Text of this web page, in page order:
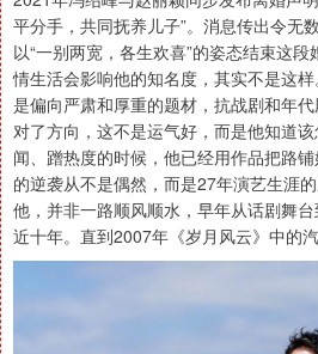
平分手，共同抚养儿子”。消息传出令无
以“一别两宽，各生欢喜”的姿态结束这
情生活会影响他的知名度，其实不是这
是偏向严肃和厚重的题材，抗战剧和年
对了方向，这不是运气好，而是他知道
闻、蹭热度的时候，他已经用作品把路
的逆袭从不是偶然，而是27年演艺生涯
他，并非一路顺风顺水，早年从话剧舞
近十年。直到2007年《岁月风云》中的